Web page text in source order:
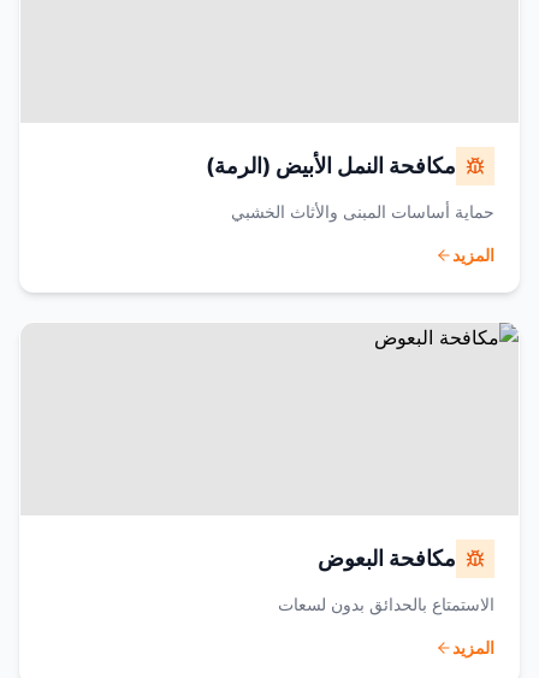
مكافحة النمل الأبيض (الرمة)
حماية أساسات المبنى والأثاث الخشبي
المزيد
مكافحة البعوض
الاستمتاع بالحدائق بدون لسعات
المزيد